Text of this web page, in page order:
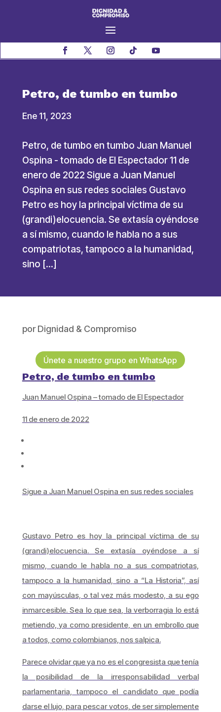
Petro, de tumbo en tumbo
Ene 11, 2023
Petro, de tumbo en tumbo Juan Manuel
Ospina - tomado de El Espectador 11 de
enero de 2022 Sigue a Juan Manuel
Ospina en sus redes sociales Gustavo
Petro es hoy la principal víctima de su
(grandi)elocuencia. Se extasía oyéndose
a sí mismo, cuando le habla no a sus
compatriotas, tampoco a la humanidad,
sino […]
porDignidad & Compromiso
Únete a nuestro grupo en WhatsApp
Petro, de tumbo en tumbo
Juan Manuel Ospina – tomado de El Espectador
11 de enero de 2022
Sigue a Juan Manuel Ospina en sus redes sociales
Gustavo Petro es hoy la principal víctima de su
(grandi)elocuencia. Se extasía oyéndose a sí
mismo, cuando le habla no a sus compatriotas,
tampoco a la humanidad, sino a “La Historia”, así
con mayúsculas, o tal vez más modesto, a su ego
inmarcesible. Sea lo que sea, la verborragia lo está
metiendo, ya como presidente, en un embrollo que
a todos, como colombianos, nos salpica.
Parece olvidar que ya no es el congresista que tenía
la posibilidad de la irresponsabilidad verbal
parlamentaria, tampoco el candidato que podía
darse el lujo, para pescar votos, de ser simplemente